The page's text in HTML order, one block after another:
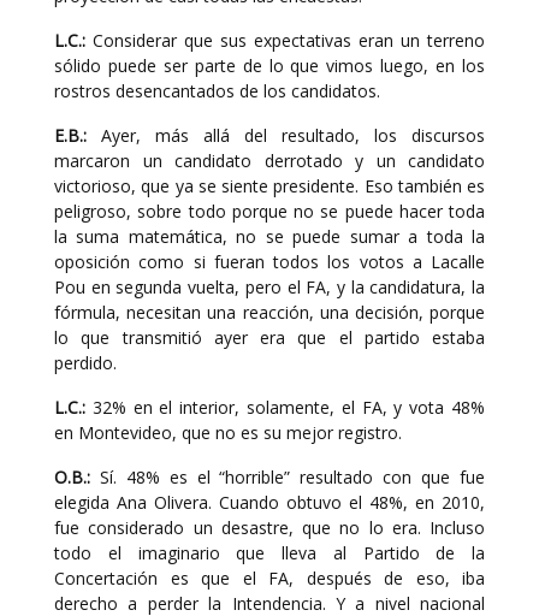
L.C.: Considerar que sus expectativas eran un terreno
sólido puede ser parte de lo que vimos luego, en los
rostros desencantados de los candidatos.
E.B.: Ayer, más allá del resultado, los discursos
marcaron un candidato derrotado y un candidato
victorioso, que ya se siente presidente. Eso también es
peligroso, sobre todo porque no se puede hacer toda
la suma matemática, no se puede sumar a toda la
oposición como si fueran todos los votos a Lacalle
Pou en segunda vuelta, pero el FA, y la candidatura, la
fórmula, necesitan una reacción, una decisión, porque
lo que transmitió ayer era que el partido estaba
perdido.
L.C.: 32% en el interior, solamente, el FA, y vota 48%
en Montevideo, que no es su mejor registro.
O.B.: Sí. 48% es el “horrible” resultado con que fue
elegida Ana Olivera. Cuando obtuvo el 48%, en 2010,
fue considerado un desastre, que no lo era. Incluso
todo el imaginario que lleva al Partido de la
Concertación es que el FA, después de eso, iba
derecho a perder la Intendencia. Y a nivel nacional